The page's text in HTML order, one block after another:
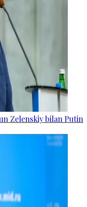
Zelenskiy bilan Putin